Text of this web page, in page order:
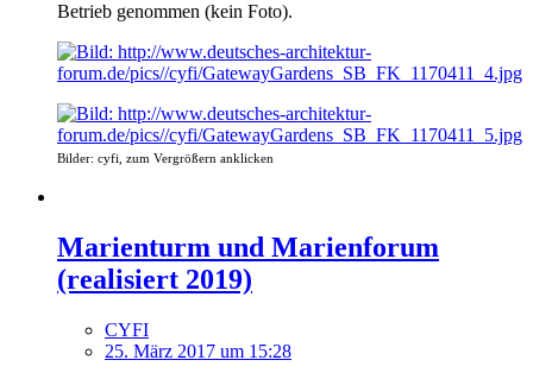
Betrieb genommen (kein Foto).
Bilder: cyfi, zum Vergrößern anklicken
Marienturm und Marienforum
(realisiert 2019)
CYFI
25. März 2017 um 15:28